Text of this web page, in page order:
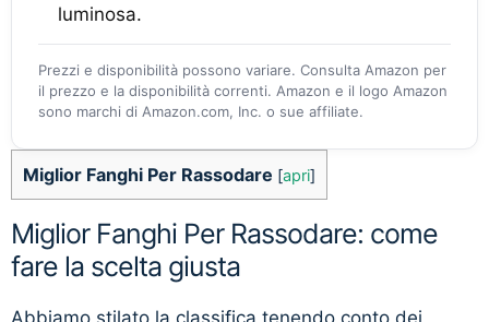
luminosa.
Prezzi e disponibilità possono variare. Consulta Amazon per
il prezzo e la disponibilità correnti. Amazon e il logo Amazon
sono marchi di Amazon.com, Inc. o sue affiliate.
Miglior Fanghi Per Rassodare [apri]
Miglior Fanghi Per Rassodare: come
fare la scelta giusta
Abbiamo stilato la classifica tenendo conto dei